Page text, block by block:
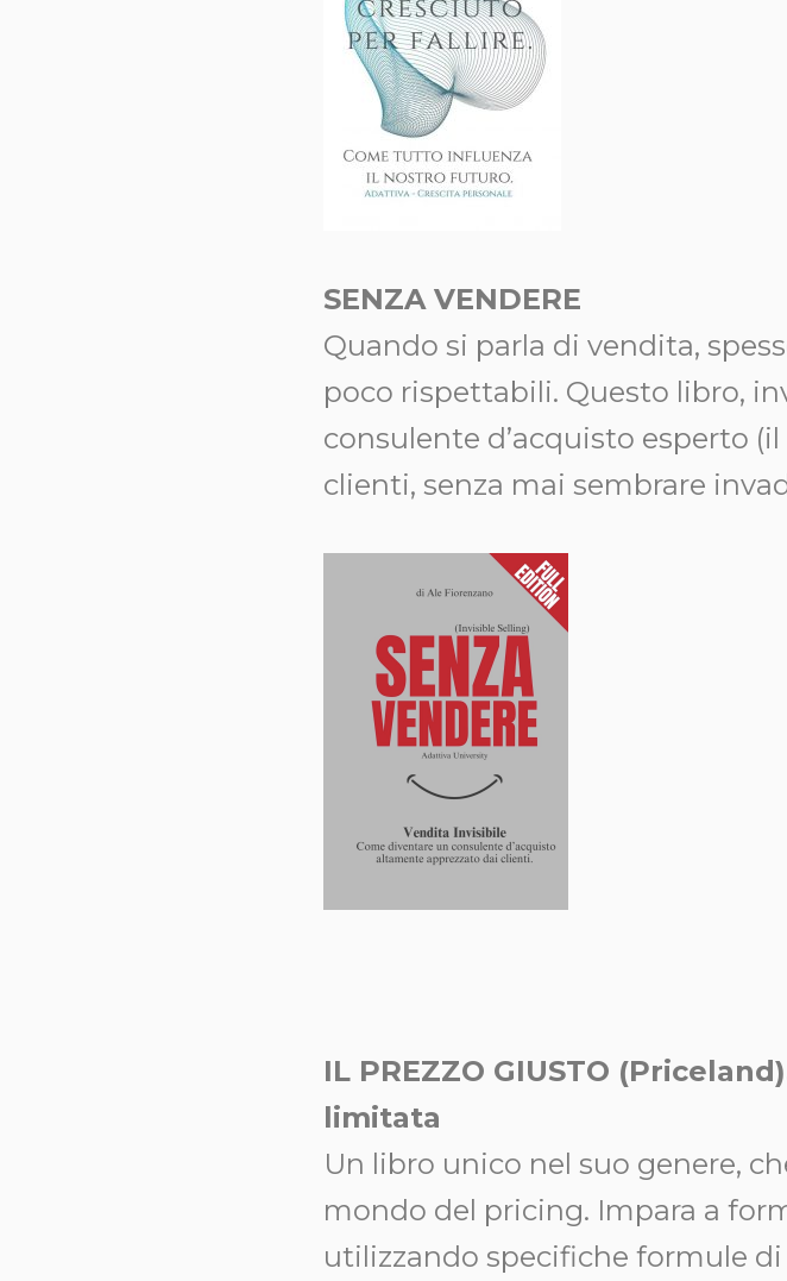
SENZA VENDERE
Quando si parla di vendita,
poco rispettabili. Questo libro,
consulente d’acquisto esperto
clienti, senza mai sembrare
IL PREZZO GIUSTO
limitata
Un libro unico nel suo genere,
mondo del pricing. Impara a
utilizzando specifiche formule